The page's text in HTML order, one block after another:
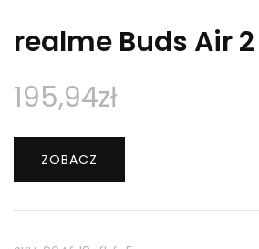
realme Buds Air 2
195,94zł
ZOBACZ